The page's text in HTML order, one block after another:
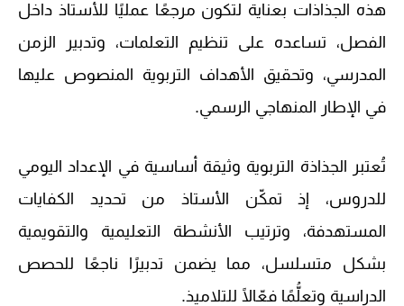
هذه الجذاذات بعناية لتكون مرجعًا عمليًا للأستاذ داخل
الفصل، تساعده على تنظيم التعلمات، وتدبير الزمن
المدرسي، وتحقيق الأهداف التربوية المنصوص عليها
في الإطار المنهاجي الرسمي.
تُعتبر الجذاذة التربوية وثيقة أساسية في الإعداد اليومي
للدروس، إذ تمكّن الأستاذ من تحديد الكفايات
المستهدفة، وترتيب الأنشطة التعليمية والتقويمية
بشكل متسلسل، مما يضمن تدبيرًا ناجعًا للحصص
الدراسية وتعلُّمًا فعّالًا للتلاميذ.